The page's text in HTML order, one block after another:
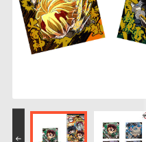
ズ
PROJECT R.E.D.・
ポケッ
つりグミ
＆ス